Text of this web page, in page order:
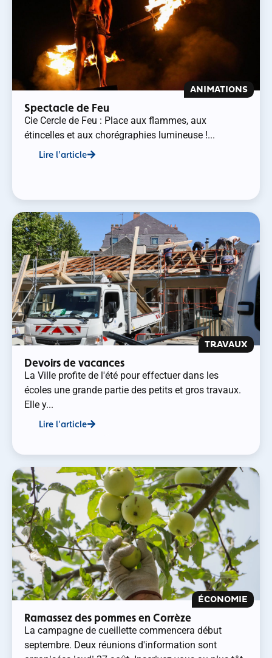
ANIMATIONS
Spectacle de Feu
Cie Cercle de Feu : Place aux flammes, aux
étincelles et aux chorégraphies lumineuse !...
Lire l'article
TRAVAUX
Devoirs de vacances
La Ville profite de l'été pour effectuer dans les
écoles une grande partie des petits et gros travaux.
Elle y...
Lire l'article
ÉCONOMIE
Ramassez des pommes en Corrèze
La campagne de cueillette commencera début
septembre. Deux réunions d'information sont